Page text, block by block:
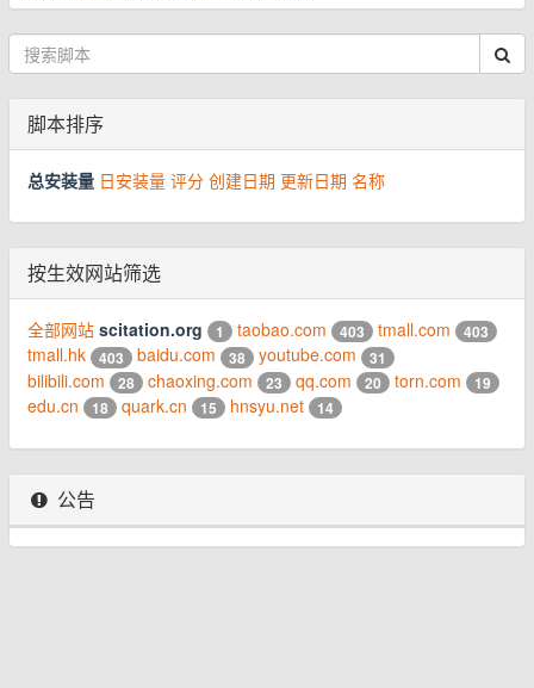
脚本排序
总安装量 日安装量 评分 创建日期 更新日期 名称
按生效网站筛选
全部网站 scitation.org 1 taobao.com 403 tmall.com 403
tmall.hk 403 baidu.com 38 youtube.com 31
bilibili.com 28 chaoxing.com 23 qq.com 20 torn.com 19
edu.cn 18 quark.cn 15 hnsyu.net 14
公告